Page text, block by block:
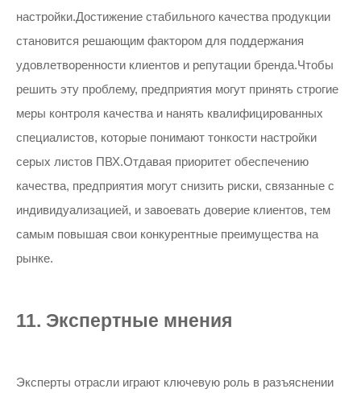
настройки.Достижение стабильного качества продукции
становится решающим фактором для поддержания
удовлетворенности клиентов и репутации бренда.Чтобы
решить эту проблему, предприятия могут принять строгие
меры контроля качества и нанять квалифицированных
специалистов, которые понимают тонкости настройки
серых листов ПВХ.Отдавая приоритет обеспечению
качества, предприятия могут снизить риски, связанные с
индивидуализацией, и завоевать доверие клиентов, тем
самым повышая свои конкурентные преимущества на
рынке.
11. Экспертные мнения
Эксперты отрасли играют ключевую роль в разъяснении